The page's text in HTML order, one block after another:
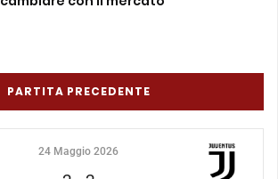
PARTITA PRECEDENTE
24 Maggio 2026